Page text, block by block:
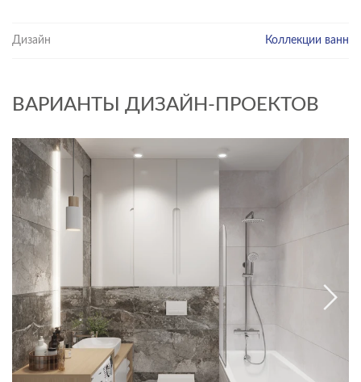
Дизайн Коллекции ванн
ВАРИАНТЫ ДИЗАЙН-ПРОЕКТОВ